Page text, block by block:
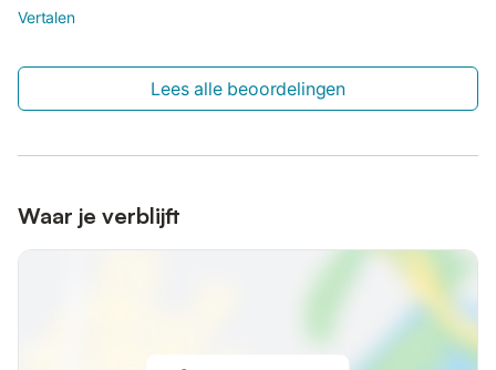
Vertalen
Lees alle beoordelingen
Waar je verblijft